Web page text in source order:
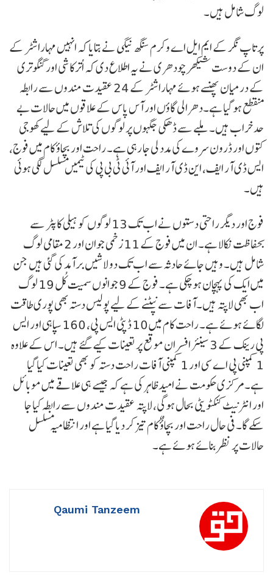
لوگ شامل ہیں۔
پرتاپ نگر کے ایم ایل اے وکرم سنگھ نیگی نے بتایا کہ انہیں مہاراشٹر کے
ان کے دوست شیکھر چودھری نے یہ اطلاع دی کہ اُترکاشی اور گنگوتری
کے درمیان پھنسے ہوئے مہاراشٹر کے 24 عقیدت مندوں سے رابطہ
منقطع ہو گیا ہے۔دھرالی گاؤں اور آس پاس کے علاقوں میں حالات بے
حد خراب ہیں۔ ملبے سے ڈھکی جگہوں پر لوگوں کی تلاش کے لیے کھوجی
کتوں اور ڈرون سروے کی مدد لی جا رہی ہے۔ راحت اور بچاؤ کام میں فوج،
ایس ڈی آر ایف، این ڈی آر ایف اور آئی ٹی بی پی کی ٹیمیں مسلسل لگی ہوئی
ہیں۔
فوج اور دیگر راحتی دستوں نے اب تک 13 لوگوں کو ہیلی کاپٹر سے
بحفاظت نکالا ہے۔ ان میں فوج کے 11 زخمی جوان اور 2 مقامی لوگ
شامل ہیں۔ وہیں جائے حادثہ سے اب تک دو لاشیں برآمد کی گئی ہیں جن
میں ایک کی پہچان ہو چکی ہے۔ فوج کے 9 جوانوں سمیت کُل 19 لوگ
اب بھی لاپتہ ہیں۔آفات سے نپٹنے کے لیے پولیس دستہ بھی پوری طاقت
لگائے ہوئے ہے۔ راحت کام میں 10 ڈپٹی ایس پی، 160 سپاہی اور ایس
پی رینک کے 3 سینئر افسران موقع پر تعینات کیے گئے ہیں۔ اس کے علاوہ
1 کمپنی پی اے سی اور 1 کمپنی آفات راحت دستہ کو بھی تعینات کیا گیا
ہے۔مرکزی حکومت نے امید ظاہر کی ہے کہ جیسے ہی علاقے میں موبائل
اور انٹرنیٹ کنکٹویٹی بحال ہوگی، لاپتہ عقیدت مندوں سے رابطہ کیا جا
سکے گا۔ فی حال راحت اور بچاؤٌ کام تیز کر دیا گیا ہے اور انتظامیہ مسلسل
حالات پر نظر بنائے ہوئے ہے۔
Qaumi Tanzeem